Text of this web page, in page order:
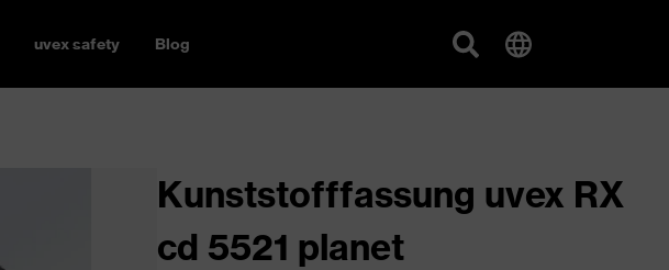
uvex safety Blog
Kunststofffassung uvex RX
cd 5521 planet